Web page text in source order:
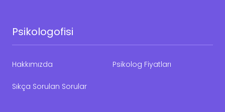
Psikologofisi
Hakkımızda Psikolog Fiyatları
Sıkça Sorulan Sorular